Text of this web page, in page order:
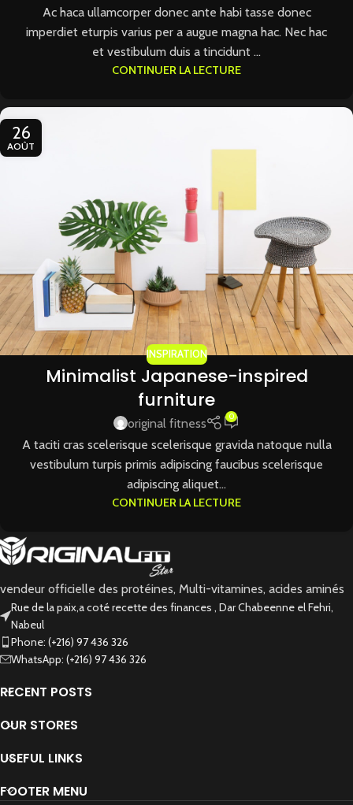
Ac haca ullamcorper donec ante habi tasse donec
imperdiet eturpis varius per a augue magna hac. Nec hac
et vestibulum duis a tincidunt ...
CONTINUER LA LECTURE
26
AOÛT
INSPIRATION
Minimalist Japanese-inspired
furniture
original fitness 0
A taciti cras scelerisque scelerisque gravida natoque nulla
vestibulum turpis primis adipiscing faucibus scelerisque
adipiscing aliquet...
CONTINUER LA LECTURE
vendeur officielle des protéines, Multi-vitamines, acides aminés
Rue de la paix,a coté recette des finances , Dar Chabeenne el Fehri,
Nabeul
Phone: (+216) 97 436 326
WhatsApp: (+216) 97 436 326
RECENT POSTS
OUR STORES
USEFUL LINKS
FOOTER MENU